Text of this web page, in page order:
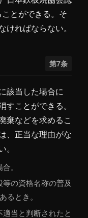
とができる。そ
ればならない。
第7条
該当した場合に
ことができる。
棄などを求めるこ
、正当な理由がな
。
の資格名称の普及
るとき。
当と判断されたと